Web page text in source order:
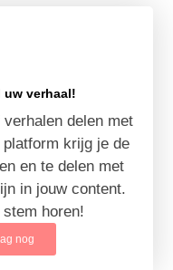
uw verhaal!
delen met
krijg je de
en te delen met
in jouw content.
horen!
nog